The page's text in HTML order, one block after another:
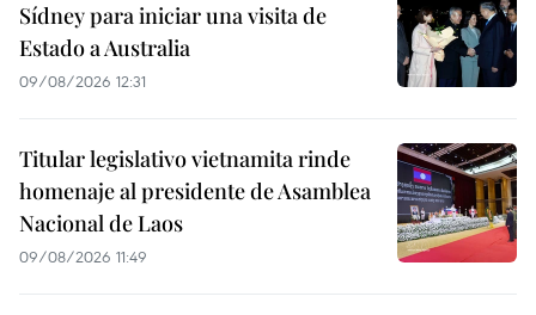
Sídney para iniciar una visita de
Estado a Australia
09/08/2026 12:31
Titular legislativo vietnamita rinde
homenaje al presidente de Asamblea
Nacional de Laos
09/08/2026 11:49